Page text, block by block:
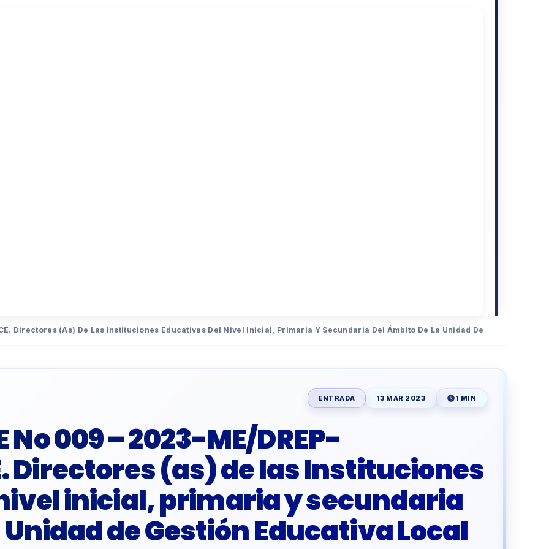
Directores (as) De Las Instituciones Educativas Del Nivel Inicial, Primaria Y Secundaria Del Ámbito De La Unidad De
ENTRADA 13 MAR 2023 1 MIN
No 009 – 2023-ME/DREP-
Directores (as) de las Instituciones
inicial, primaria y secundaria
de Gestión Educativa Local